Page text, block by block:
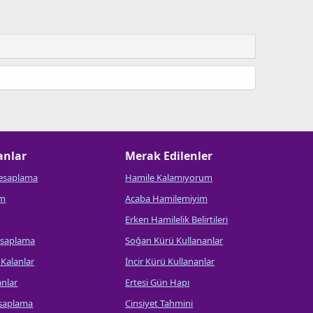
Merak Edilenler
Hamile Kalamıyorum
Acaba Hamilemiyim
Erken Hamilelik Belirtileri
Soğan Kürü Kullananlar
İncir Kürü Kullananlar
Ertesi Gün Hapı
Cinsiyet Tahmini